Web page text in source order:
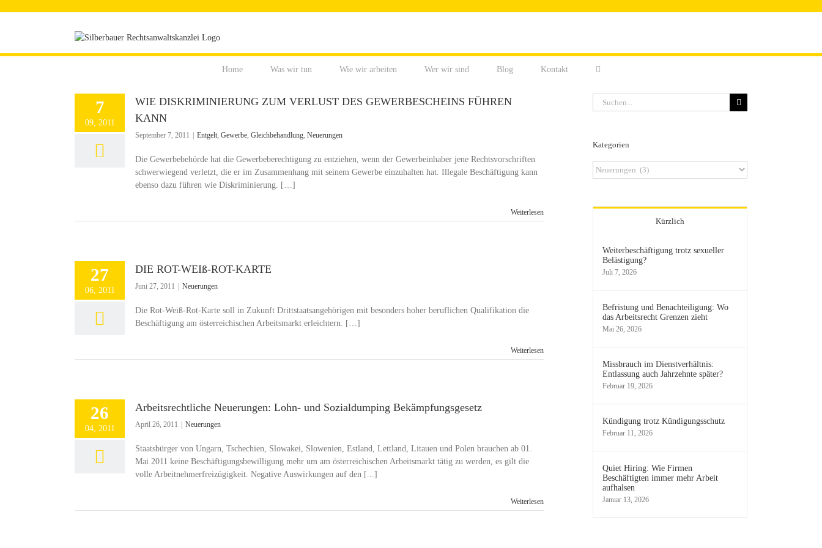
Home Was wir tun Wie wir arbeiten Wer wir sind Blog Kontakt
7
09, 2011
WIE DISKRIMINIERUNG ZUM VERLUST DES GEWERBESCHEINS FÜHREN
KANN
September 7, 2011 Entgelt, Gewerbe, Gleichbehandlung, Neuerungen
Die Gewerbebehörde hat die Gewerbeberechtigung zu entziehen, wenn der Gewerbeinhaber jene Rechtsvorschriften
schwerwiegend verletzt, die er im Zusammenhang mit seinem Gewerbe einzuhalten hat. Illegale Beschäftigung kann
ebenso dazu führen wie Diskriminierung. […]
Weiterlesen
27
06, 2011
DIE ROT-WEIß-ROT-KARTE
Juni 27, 2011 Neuerungen
Die Rot-Weiß-Rot-Karte soll in Zukunft Drittstaatsangehörigen mit besonders hoher beruflichen Qualifikation die
Beschäftigung am österreichischen Arbeitsmarkt erleichtern. […]
Weiterlesen
26
04, 2011
Arbeitsrechtliche Neuerungen: Lohn- und Sozialdumping Bekämpfungsgesetz
April 26, 2011 Neuerungen
Staatsbürger von Ungarn, Tschechien, Slowakei, Slowenien, Estland, Lettland, Litauen und Polen brauchen ab 01.
Mai 2011 keine Beschäftigungsbewilligung mehr um am österreichischen Arbeitsmarkt tätig zu werden, es gilt die
volle Arbeitnehmerfreizügigkeit. Negative Auswirkungen auf den [...]
Weiterlesen
Suche
nach:
Kategorien
Kategorien
Kürzlich
Weiterbeschäftigung trotz sexueller
Belästigung?
Juli 7, 2026
Befristung und Benachteiligung: Wo
das Arbeitsrecht Grenzen zieht
Mai 26, 2026
Missbrauch im Dienstverhältnis:
Entlassung auch Jahrzehnte später?
Februar 19, 2026
Kündigung trotz Kündigungsschutz
Februar 11, 2026
Quiet Hiring: Wie Firmen
Beschäftigten immer mehr Arbeit
aufhalsen
Januar 13, 2026